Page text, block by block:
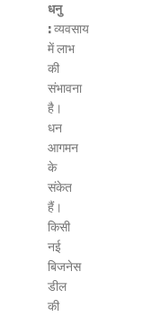
धनु
:व्यवसाय
में लाभ
की
संभावना
है।
धन
आगमन
के
संकेत
हैं।
किसी
नई
बिजनेस
डील
की